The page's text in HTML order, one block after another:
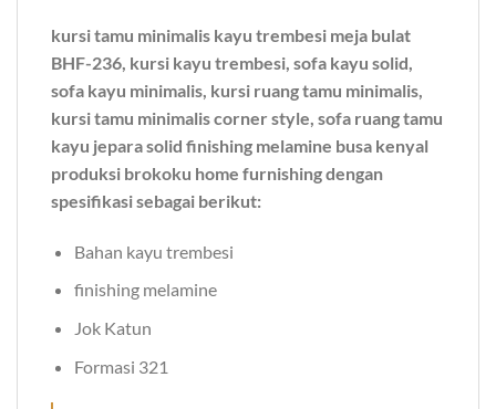
kursi tamu minimalis kayu trembesi meja bulat
BHF-236, kursi kayu trembesi, sofa kayu solid,
sofa kayu minimalis, kursi ruang tamu minimalis,
kursi tamu minimalis corner style, sofa ruang tamu
kayu jepara solid finishing melamine busa kenyal
produksi brokoku home furnishing dengan
spesifikasi sebagai berikut:
Bahan kayu trembesi
finishing melamine
Jok Katun
Formasi 321